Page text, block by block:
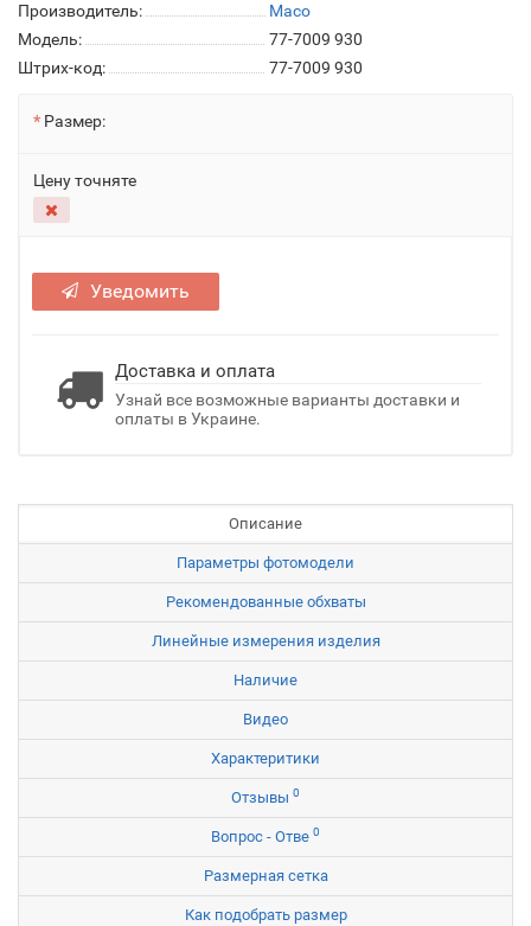
Производитель:
Maco
Модель:
77-7009 930
Штрих-код:
77-7009 930
Размер:
Цену точняте
Уведомить
Доставка и оплата
Узнай все возможные варианты доставки и
оплаты в Украине.
Описание
Параметры фотомодели
Рекомендованные обхваты
Линейные измерения изделия
Наличие
Видео
Характеритики
Отзывы 0
Вопрос - Отве 0
Размерная сетка
Как подобрать размер